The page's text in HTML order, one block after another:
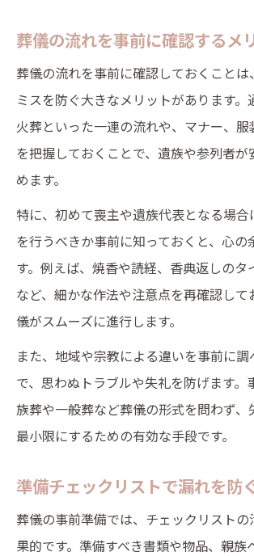
葬儀の流れを事前に確認するメ
葬儀の流れを事前に確認しておくことは
ミスを防ぐ大きなメリットがあります。
火葬といった一連の流れや、マナー、
を把握しておくことで、遺族や参列者
めます。
特に、初めて喪主や遺族代表となる場
を行うべきか事前に知っておくと、心の
す。例えば、焼香や読経、香典返しのタ
など、細かな作法や注意点を再確認して
儀がスムーズに進行します。
また、地域や宗教による違いを事前に調
で、思わぬトラブルや失礼を防げます。
族葬や一般葬など葬儀の形式を問わず、
最小限にするための有効な手段です。
準備チェックリストで漏れを防
葬儀の事前準備では、チェックリストの
果的です。準備すべき書類や物品、親族